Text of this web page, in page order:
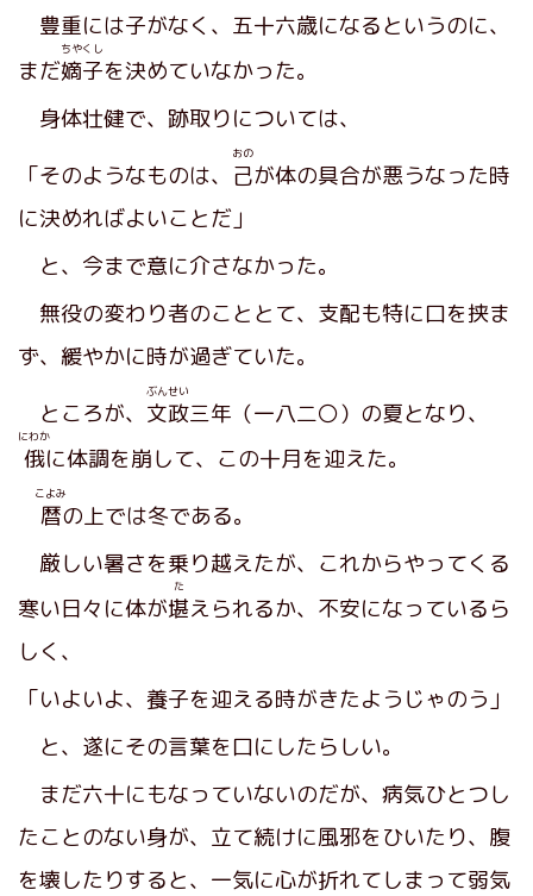
豊重には子がなく、五十六歳になるというのに、
まだ嫡子
ちやくし
を決めていなかった。
身体壮健で、跡取りについては、
「そのようなものは、 己
おの
が体の具合が悪うなった時
に決めればよいことだ」
と、今まで意に介さなかった。
無役の変わり者のこととて、支配も特に口を挟ま
ず、緩やかに時が過ぎていた。
ところが、 文政
ぶんせい
三年（一八二〇）の夏となり、
俄
にわか
に体調を崩して、この十月を迎えた。
暦
こよみ
の上では冬である。
厳しい暑さを乗り越えたが、これからやってくる
寒い日々に体が堪
た
えられるか、不安になっているら
しく、
「いよいよ、養子を迎える時がきたようじゃのう」
と、遂にその言葉を口にしたらしい。
まだ六十にもなっていないのだが、病気ひとつし
たことのない身が、立て続けに風邪をひいたり、腹
を壊したりすると、一気に心が折れてしまって弱気